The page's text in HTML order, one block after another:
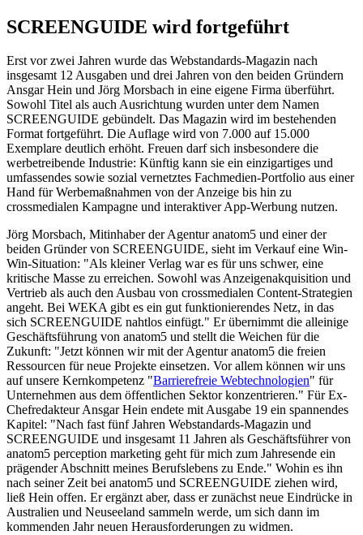
SCREENGUIDE wird fortgeführt
Erst vor zwei Jahren wurde das Webstandards-Magazin nach
insgesamt 12 Ausgaben und drei Jahren von den beiden Gründern
Ansgar Hein und Jörg Morsbach in eine eigene Firma überführt.
Sowohl Titel als auch Ausrichtung wurden unter dem Namen
SCREENGUIDE gebündelt. Das Magazin wird im bestehenden
Format fortgeführt. Die Auflage wird von 7.000 auf 15.000
Exemplare deutlich erhöht. Freuen darf sich insbesondere die
werbetreibende Industrie: Künftig kann sie ein einzigartiges und
umfassendes sowie sozial vernetztes Fachmedien-Portfolio aus einer
Hand für Werbemaßnahmen von der Anzeige bis hin zu
crossmedialen Kampagne und interaktiver App-Werbung nutzen.
Jörg Morsbach, Mitinhaber der Agentur anatom5 und einer der
beiden Gründer von SCREENGUIDE, sieht im Verkauf eine Win-
Win-Situation: "Als kleiner Verlag war es für uns schwer, eine
kritische Masse zu erreichen. Sowohl was Anzeigenakquisition und
Vertrieb als auch den Ausbau von crossmedialen Content-Strategien
angeht. Bei WEKA gibt es ein gut funktionierendes Netz, in das
sich SCREENGUIDE nahtlos einfügt." Er übernimmt die alleinige
Geschäftsführung von anatom5 und stellt die Weichen für die
Zukunft: "Jetzt können wir mit der Agentur anatom5 die freien
Ressourcen für neue Projekte einsetzen. Vor allem können wir uns
auf unsere Kernkompetenz "Barrierefreie Webtechnologien" für
Unternehmen aus dem öffentlichen Sektor konzentrieren." Für Ex-
Chefredakteur Ansgar Hein endete mit Ausgabe 19 ein spannendes
Kapitel: "Nach fast fünf Jahren Webstandards-Magazin und
SCREENGUIDE und insgesamt 11 Jahren als Geschäftsführer von
anatom5 perception marketing geht für mich zum Jahresende ein
prägender Abschnitt meines Berufslebens zu Ende." Wohin es ihn
nach seiner Zeit bei anatom5 und SCREENGUIDE ziehen wird,
ließ Hein offen. Er ergänzt aber, dass er zunächst neue Eindrücke in
Australien und Neuseeland sammeln werde, um sich dann im
kommenden Jahr neuen Herausforderungen zu widmen.